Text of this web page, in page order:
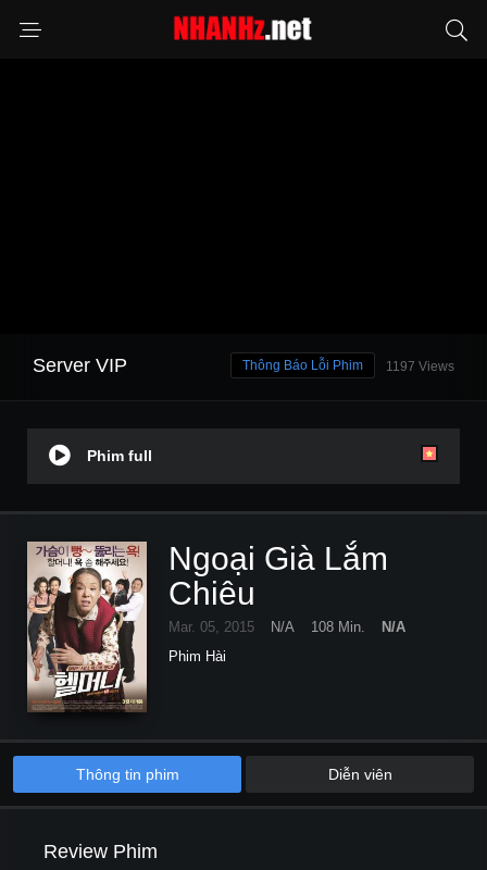
Server VIP 1197 Views
Thông Báo Lỗi Phim
Phim full
Ngoại Già Lắm
Chiêu
Mar. 05, 2015 N/A 108 Min.
N/A
Phim Hài
Thông tin phim Diễn viên
Review Phim